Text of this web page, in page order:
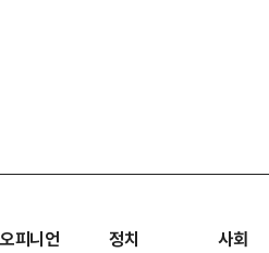
오피니언 정치 사회